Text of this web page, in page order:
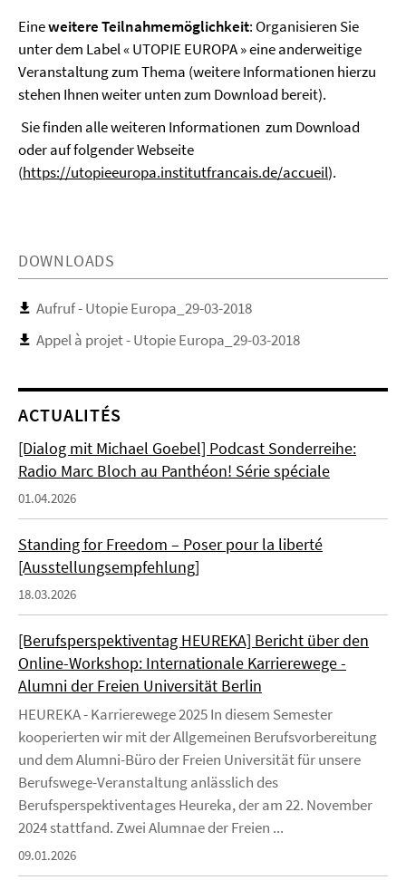
Eineweitere Teilnahmemöglichkeit: Organisieren Sie
unter dem Label « UTOPIE EUROPA » eine anderweitige
Veranstaltung zum Thema (weitere Informationen hierzu
stehen Ihnen weiter unten zum Download bereit).
Sie finden alle weiteren Informationen zum Download
oder auf folgender Webseite
(https://utopieeuropa.institutfrancais.de/accueil).
DOWNLOADS
Aufruf - Utopie Europa_29-03-2018
Appel à projet - Utopie Europa_29-03-2018
ACTUALITÉS
[Dialog mit Michael Goebel] Podcast Sonderreihe:
Radio Marc Bloch au Panthéon! Série spéciale
01.04.2026
Standing for Freedom – Poser pour la liberté
[Ausstellungsempfehlung]
18.03.2026
[Berufsperspektiventag HEUREKA] Bericht über den
Online-Workshop: Internationale Karrierewege -
Alumni der Freien Universität Berlin
HEUREKA - Karrierewege 2025 In diesem Semester
kooperierten wir mit der Allgemeinen Berufsvorbereitung
und dem Alumni-Büro der Freien Universität für unsere
Berufswege-Veranstaltung anlässlich des
Berufsperspektiventages Heureka, der am 22. November
2024 stattfand. Zwei Alumnae der Freien ...
09.01.2026